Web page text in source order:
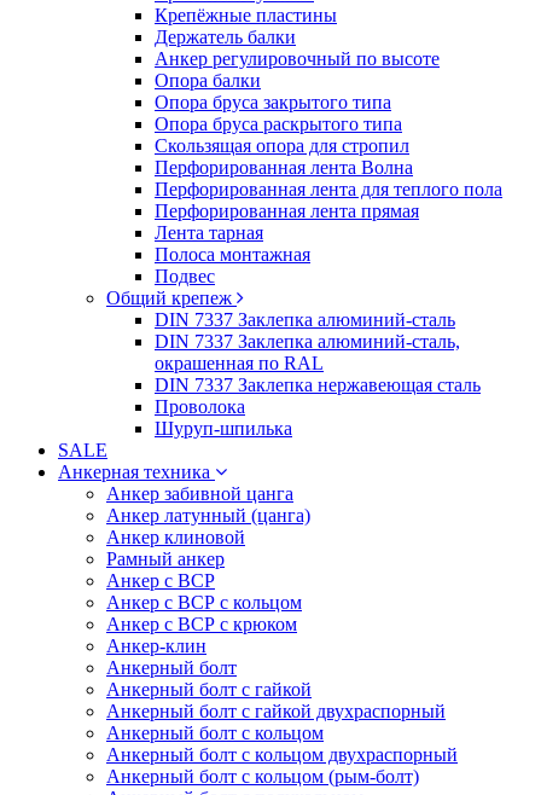
Крепёжные пластины
Держатель балки
Анкер регулировочный по высоте
Опора балки
Опора бруса закрытого типа
Опора бруса раскрытого типа
Скользящая опора для стропил
Перфорированная лента Волна
Перфорированная лента для теплого пола
Перфорированная лента прямая
Лента тарная
Полоса монтажная
Подвес
Общий крепеж
DIN 7337 Заклепка алюминий-сталь
DIN 7337 Заклепка алюминий-сталь,
окрашенная по RAL
DIN 7337 Заклепка нержавеющая сталь
Проволока
Шуруп-шпилька
SALE
Анкерная техника
Анкер забивной цанга
Анкер латунный (цанга)
Анкер клиновой
Рамный анкер
Анкер с ВСР
Анкер с ВСР с кольцом
Анкер с ВСР с крюком
Анкер-клин
Анкерный болт
Анкерный болт с гайкой
Анкерный болт с гайкой двухраспорный
Анкерный болт с кольцом
Анкерный болт с кольцом двухраспорный
Анкерный болт с кольцом (рым-болт)